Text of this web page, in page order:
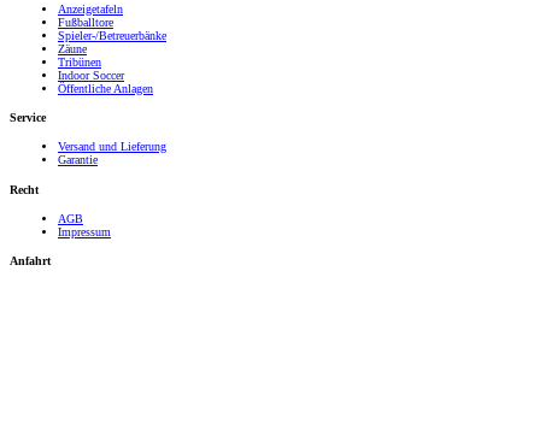
Anzeigetafeln
Fußballtore
Spieler-/Betreuerbänke
Zäune
Tribünen
Indoor Soccer
Öffentliche Anlagen
Service
Versand und Lieferung
Garantie
Recht
AGB
Impressum
Anfahrt